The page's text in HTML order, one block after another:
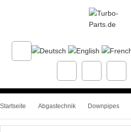
Startseite Abgastechnik Downpipes